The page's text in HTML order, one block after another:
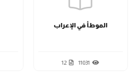
الدرس الثاني عشر
الموطأ في الإعراب
11031
12